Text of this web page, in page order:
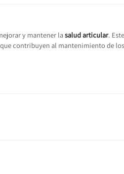
y mantener lasalud articular.
contribuyen al mantenimiento de los